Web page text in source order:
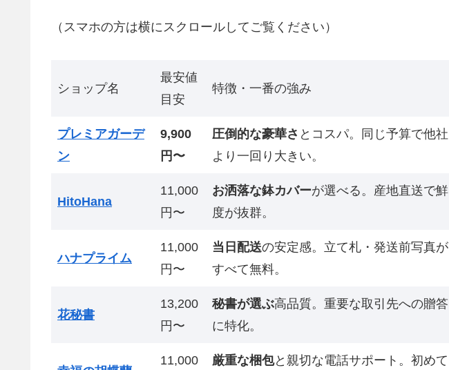
（スマホの方は横にスクロールしてご覧ください）
ショップ名
最安値
目安
特徴・一番の強み
プレミアガーデ
ン
9,900
円〜
圧倒的な豪華さ とコスパ。同じ予算で他社
より一回り大きい。
HitoHana
11,000
円〜
お洒落な鉢カバーが選べる。産地直送で鮮
度が抜群。
ハナプライム
11,000
円〜
当日配送の安定感。立て札・発送前写真が
すべて無料。
花秘書
13,200
円〜
秘書が選ぶ高品質。重要な取引先への贈答
に特化。
11,000
厳重な梱包と親切な電話サポート。初めて